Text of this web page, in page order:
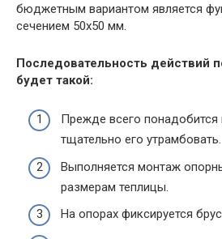
бюджетным вариантом является
сечением 50х50 мм.
Последовательность действий
будет такой:
Прежде всего понадобится
тщательно его утрамбовать.
Выполняется монтаж
размерам теплицы.
На опорах фиксируется